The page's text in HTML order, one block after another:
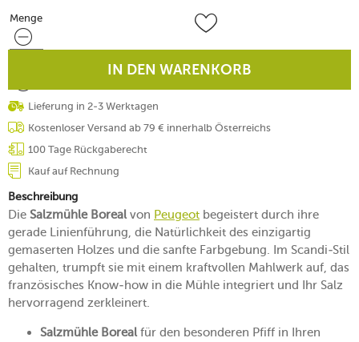
Menge
Menge
IN DEN WARENKORB
Lieferung in 2-3 Werktagen
Kostenloser Versand ab 79 € innerhalb Österreichs
100 Tage Rückgaberecht
Kauf auf Rechnung
Beschreibung
Die Salzmühle Borealvon Peugeot begeistert durch ihre
gerade Linienführung, die Natürlichkeit des einzigartig
gemaserten Holzes und die sanfte Farbgebung. Im Scandi-Stil
gehalten, trumpft sie mit einem kraftvollen Mahlwerk auf, das
französisches Know-how in die Mühle integriert und Ihr Salz
hervorragend zerkleinert.
Salzmühle Borealfür den besonderen Pfiff in Ihren